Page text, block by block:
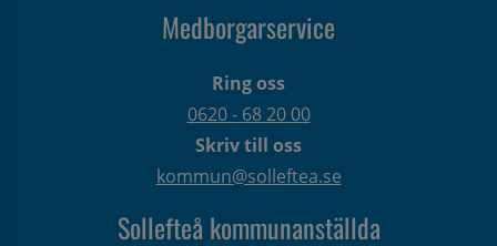
Medborgarservice
Ring oss
0620 - 68 20 00
Skriv till oss
kommun@solleftea.se
Sollefteå kommunanställda